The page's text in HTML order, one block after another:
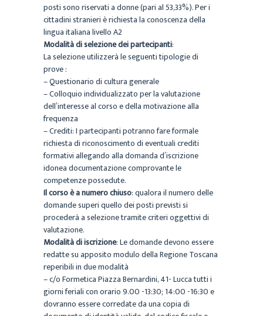
posti sono riservati a donne (pari al 53,33%). Per i
cittadini stranieri è richiesta la conoscenza della
lingua italiana livello A2
Modalità di selezione dei partecipanti:
La selezione utilizzerà le seguenti tipologie di
prove :
– Questionario di cultura generale
– Colloquio individualizzato per la valutazione
dell’interesse al corso e della motivazione alla
frequenza
– Crediti: I partecipanti potranno fare formale
richiesta di riconoscimento di eventuali crediti
formativi allegando alla domanda d’iscrizione
idonea documentazione comprovante le
competenze possedute.
Il corso è a numero chiuso: qualora il numero delle
domande superi quello dei posti previsti si
procederà a selezione tramite criteri oggettivi di
valutazione.
Modalità di iscrizione: Le domande devono essere
redatte su apposito modulo della Regione Toscana
reperibili in due modalità
– c/o Formetica Piazza Bernardini, 41- Lucca tutti i
giorni feriali con orario 9.00 -13:30; 14:00 -16:30 e
dovranno essere corredate da una copia di